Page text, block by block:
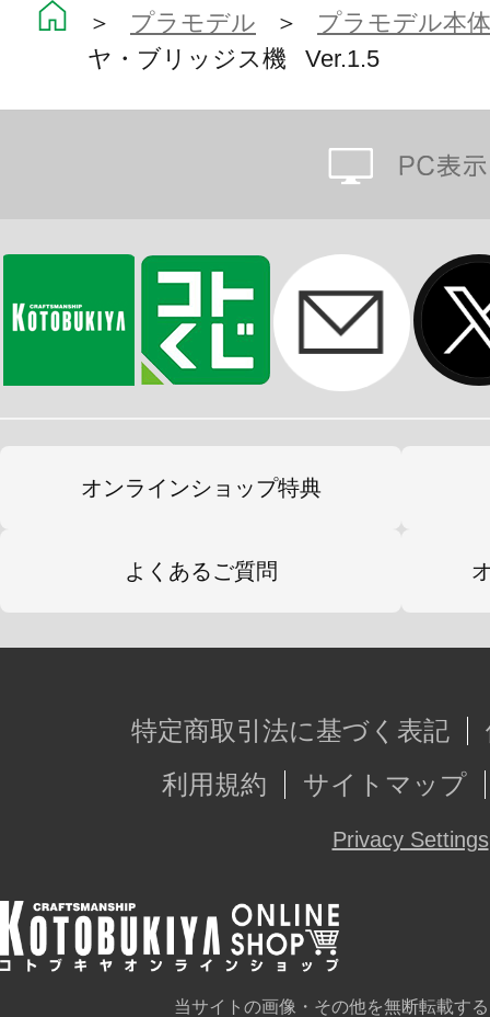
く、支援突撃砲への組み換えも可能
・各部マーキングを収録した水転写
・別売の各種フライングベースに対
グでのディスプレイが可能です。
マブラヴポータルサイト
https://muvluv.com/
TVアニメ版『マブラヴ オルタネイ
『マブラヴ オルタネイティヴ トー
http://www.age-soft.com/former/
＞ プラモデル ＞ プラモデル本体
ヤ・ブリッジス機 Ver.1.5
オンラインショップ特典
よくあるご質問
特定商取引法に基づく表記
利用規約
サイトマップ
Privacy Settings
当サイトの画像・その他を無断転載す